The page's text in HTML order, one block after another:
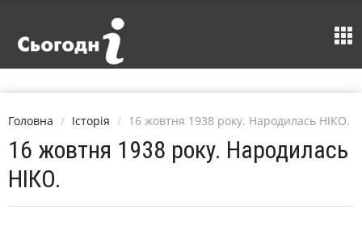
Головна Історія 16 жовтня 1938 року. Народилась НІКО.
16 жовтня 1938 року. Народилась
НІКО.